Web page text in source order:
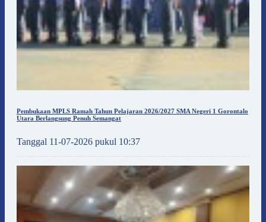
Pembukaan MPLS Ramah Tahun Pelajaran 2026/2027 SMA Negeri 1 Gorontalo
Utara Berlangsung Penuh Semangat
Tanggal 11-07-2026 pukul 10:37